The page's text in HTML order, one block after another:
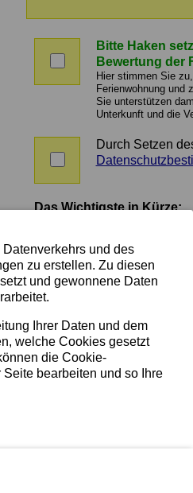
an
Vermittler
Haken
setzen,
wenn
später
Möglichkeit
zur
Bewertung
haben
wollen.
Bitte Haken
Bewertung der
Hier stimmen Sie
Ferienwohnung und
Sie unterstützen
Unterkunft und die
Zustimmung
AGBs
und
Durch Setzen
Das Wichtigste in Kürze:
Die Anfrage ist
Vermieter oder
Der Vertragsschluss
Eigentümer/Vermittler.
wird kein Vertragspartner.
Die Löschung Ihrer
spätestens 3 Jahren.
Sie erhalten von
Sie wissen, welchen
E-Mail an Vermittler
Damit die Anfrage
und des
zu erstellen. Zu diesen
und gewonnene Daten
Ihrer Daten und dem
welche Cookies gesetzt
die Cookie-
bearbeiten und so Ihre